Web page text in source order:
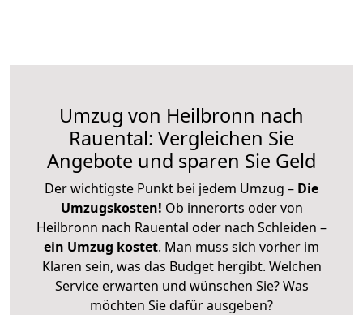
Umzug von Heilbronn nach
Rauental: Vergleichen Sie
Angebote und sparen Sie Geld
Der wichtigste Punkt bei jedem Umzug – Die
Umzugskosten! Ob innerorts oder von
Heilbronn nach Rauental oder nach Schleiden –
ein Umzug kostet. Man muss sich vorher im
Klaren sein, was das Budget hergibt. Welchen
Service erwarten und wünschen Sie? Was
möchten Sie dafür ausgeben?